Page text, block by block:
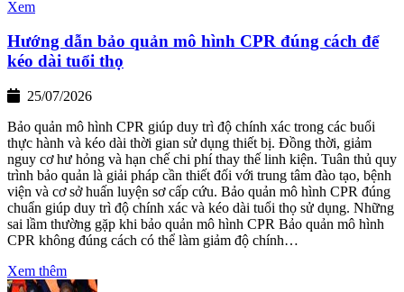
Xem
Hướng dẫn bảo quản mô hình CPR đúng cách để
kéo dài tuổi thọ
25/07/2026
Bảo quản mô hình CPR giúp duy trì độ chính xác trong các buổi
thực hành và kéo dài thời gian sử dụng thiết bị. Đồng thời, giảm
nguy cơ hư hỏng và hạn chế chi phí thay thế linh kiện. Tuân thủ quy
trình bảo quản là giải pháp cần thiết đối với trung tâm đào tạo, bệnh
viện và cơ sở huấn luyện sơ cấp cứu. Bảo quản mô hình CPR đúng
chuẩn giúp duy trì độ chính xác và kéo dài tuổi thọ sử dụng. Những
sai lầm thường gặp khi bảo quản mô hình CPR Bảo quản mô hình
CPR không đúng cách có thể làm giảm độ chính…
Xem thêm